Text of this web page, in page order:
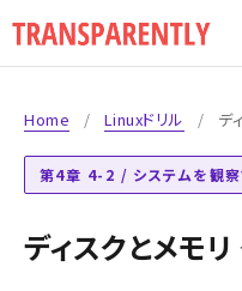
Home / Linuxドリル / デ
第4章 4-2 / システムを観察
ディスクとメモ